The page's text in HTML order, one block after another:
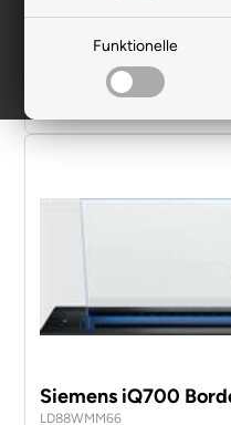
Funktionelle
18.715,00 DKK
Få bedre pris
Siemens iQ700
LD88WMM66